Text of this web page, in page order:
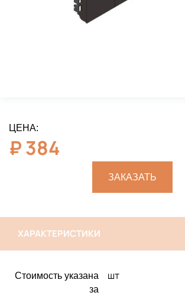
ЦЕНА:
₽384
ЗАКАЗАТЬ
ХАРАКТЕРИСТИКИ
Стоимость указана
за
шт